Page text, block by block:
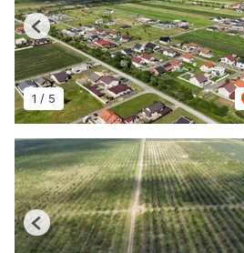
1 / 5
Previous
Previous